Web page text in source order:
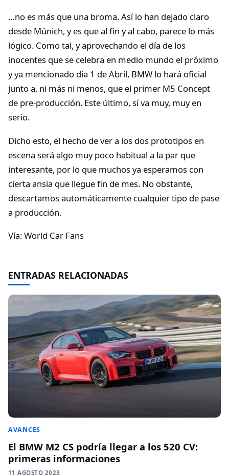
…no es más que una broma. Así lo han dejado claro
desde Münich, y es que al fin y al cabo, parece lo más
lógico. Como tal, y aprovechando el día de los
inocentes que se celebra en medio mundo el próximo
y ya mencionado día 1 de Abril, BMW lo hará oficial
junto a, ni más ni menos, que el primer M5 Concept
de pre-producción. Este último, sí va muy, muy en
serio.
Dicho esto, el hecho de ver a los dos prototipos en
escena será algo muy poco habitual a la par que
interesante, por lo que muchos ya esperamos con
cierta ansia que llegue fin de mes. No obstante,
descartamos automáticamente cualquier tipo de pase
a producción.
Vía: World Car Fans
ENTRADAS RELACIONADAS
AVANCES
El BMW M2 CS podría llegar a los 520 CV:
primeras informaciones
11 AGOSTO 2023